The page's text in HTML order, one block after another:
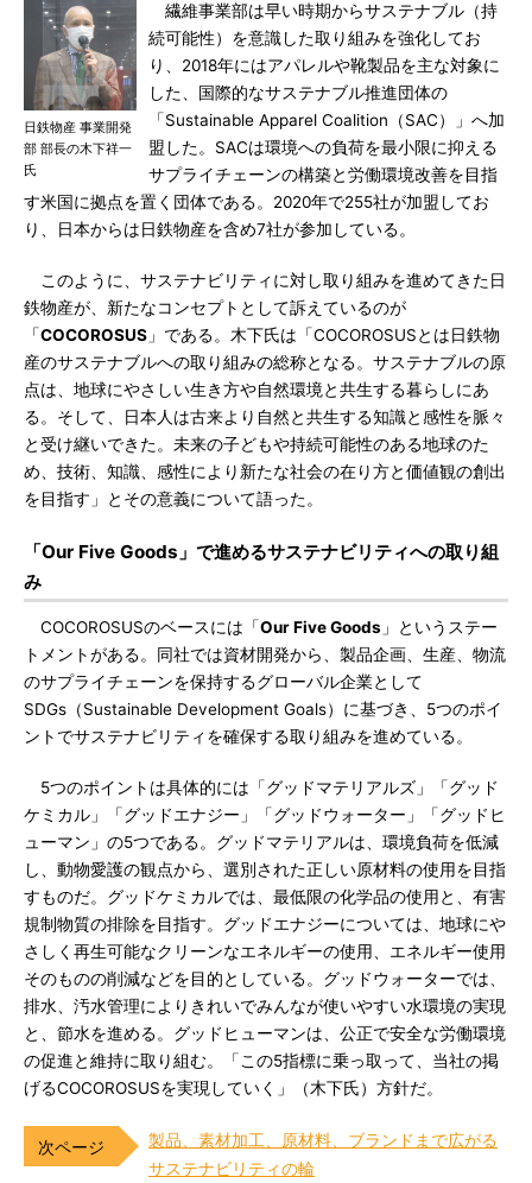
日鉄物産 事業開発
部 部長の木下祥一
氏
繊維事業部は早い時期からサステナブル（持
続可能性）を意識した取り組みを強化してお
り、2018年にはアパレルや靴製品を主な対象に
した、国際的なサステナブル推進団体の
「Sustainable Apparel Coalition（SAC）」へ加
盟した。SACは環境への負荷を最小限に抑える
サプライチェーンの構築と労働環境改善を目指
す米国に拠点を置く団体である。2020年で255社が加盟してお
り、日本からは日鉄物産を含め7社が参加している。
このように、サステナビリティに対し取り組みを進めてきた日
鉄物産が、新たなコンセプトとして訴えているのが
「COCOROSUS 」である。木下氏は「COCOROSUSとは日鉄物
産のサステナブルへの取り組みの総称となる。サステナブルの原
点は、地球にやさしい生き方や自然環境と共生する暮らしにあ
る。そして、日本人は古来より自然と共生する知識と感性を脈々
と受け継いできた。未来の子どもや持続可能性のある地球のた
め、技術、知識、感性により新たな社会の在り方と価値観の創出
を目指す」とその意義について語った。
「Our Five Goods」で進めるサステナビリティへの取り組
み
COCOROSUSのベースには「Our Five Goods 」というステー
トメントがある。同社では資材開発から、製品企画、生産、物流
のサプライチェーンを保持するグローバル企業として
SDGs（Sustainable Development Goals）に基づき、5つのポイ
ントでサステナビリティを確保する取り組みを進めている。
5つのポイントは具体的には「グッドマテリアルズ」「グッド
ケミカル」「グッドエナジー」「グッドウォーター」「グッドヒ
ューマン」の5つである。グッドマテリアルは、環境負荷を低減
し、動物愛護の観点から、選別された正しい原材料の使用を目指
すものだ。グッドケミカルでは、最低限の化学品の使用と、有害
規制物質の排除を目指す。グッドエナジーについては、地球にや
さしく再生可能なクリーンなエネルギーの使用、エネルギー使用
そのものの削減などを目的としている。グッドウォーターでは、
排水、汚水管理によりきれいでみんなが使いやすい水環境の実現
と、節水を進める。グッドヒューマンは、公正で安全な労働環境
の促進と維持に取り組む。「この5指標に乗っ取って、当社の掲
げるCOCOROSUSを実現していく」（木下氏）方針だ。
製品、素材加工、原材料、ブランドまで広がる
サステナビリティの輪